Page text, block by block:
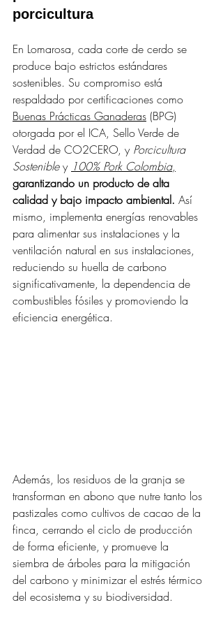
porcicultura
En Lomarosa, cada corte de cerdo se
produce bajo estrictos estándares
sostenibles. Su compromiso está
respaldado por certificaciones como
Buenas Prácticas Ganaderas (BPG)
otorgada por el ICA, Sello Verde de
Verdad de CO2CERO, y Porcicultura
Sostenible y 100% Pork Colombia,
garantizando un producto de alta
calidad y bajo impacto ambiental. Así
mismo, implementa energías renovables
para alimentar sus instalaciones y la
ventilación natural en sus instalaciones,
reduciendo su huella de carbono
significativamente, la dependencia de
combustibles fósiles y promoviendo la
eficiencia energética.
Además, los residuos de la granja se
transforman en abono que nutre tanto los
pastizales como cultivos de cacao de la
finca, cerrando el ciclo de producción
de forma eficiente, y promueve la
siembra de árboles para la mitigación
del carbono y minimizar el estrés térmico
del ecosistema y su biodiversidad.